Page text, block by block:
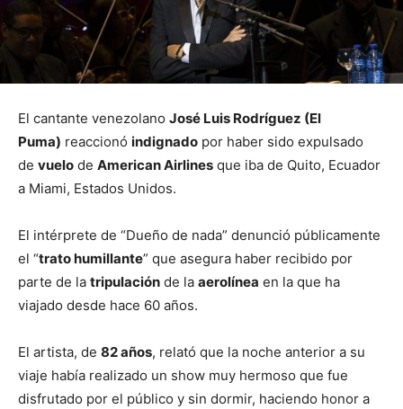
El cantante venezolano José Luis Rodríguez (El
Puma) reaccionó indignado por haber sido expulsado
de vuelo de American Airlines que iba de Quito, Ecuador
a Miami, Estados Unidos.
El intérprete de “Dueño de nada” denunció públicamente
el “trato humillante” que asegura haber recibido por
parte de la tripulación de la aerolínea en la que ha
viajado desde hace 60 años.
El artista, de 82 años, relató que la noche anterior a su
viaje había realizado un show muy hermoso que fue
disfrutado por el público y sin dormir, haciendo honor a